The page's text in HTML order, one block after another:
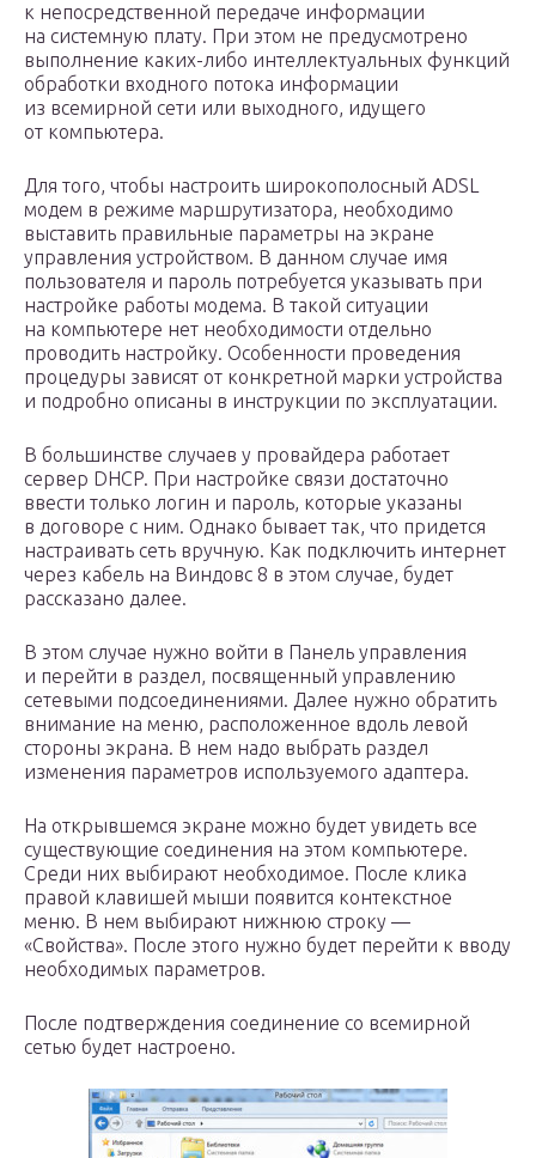
к непосредственной передаче информации
на системную плату. При этом не предусмотрено
выполнение каких-либо интеллектуальных функций
обработки входного потока информации
из всемирной сети или выходного, идущего
от компьютера.
Для того, чтобы настроить широкополосный ADSL
модем в режиме маршрутизатора, необходимо
выставить правильные параметры на экране
управления устройством. В данном случае имя
пользователя и пароль потребуется указывать при
настройке работы модема. В такой ситуации
на компьютере нет необходимости отдельно
проводить настройку. Особенности проведения
процедуры зависят от конкретной марки устройства
и подробно описаны в инструкции по эксплуатации.
В большинстве случаев у провайдера работает
сервер DHCP. При настройке связи достаточно
ввести только логин и пароль, которые указаны
в договоре с ним. Однако бывает так, что придется
настраивать сеть вручную. Как подключить интернет
через кабель на Виндовс 8 в этом случае, будет
рассказано далее.
В этом случае нужно войти в Панель управления
и перейти в раздел, посвященный управлению
сетевыми подсоединениями. Далее нужно обратить
внимание на меню, расположенное вдоль левой
стороны экрана. В нем надо выбрать раздел
изменения параметров используемого адаптера.
На открывшемся экране можно будет увидеть все
существующие соединения на этом компьютере.
Среди них выбирают необходимое. После клика
правой клавишей мыши появится контекстное
меню. В нем выбирают нижнюю строку —
«Свойства». После этого нужно будет перейти к вводу
необходимых параметров.
После подтверждения соединение со всемирной
сетью будет настроено.